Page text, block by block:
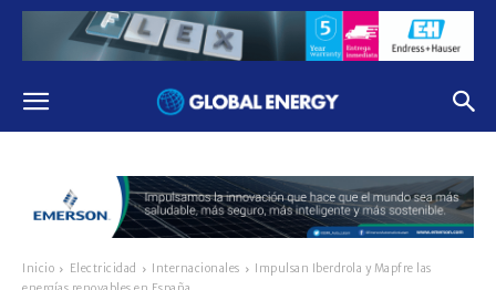
Inicio Electricidad Internacionales
Impulsan Iberdrola y Mapfre las